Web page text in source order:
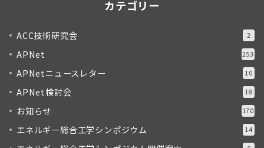
カテゴリー
ACC技術研究会 2
APNet 253
APNetニュースレター 10
APNet検討会 18
お知らせ 170
エネルギー総合工学シンポジウム 14